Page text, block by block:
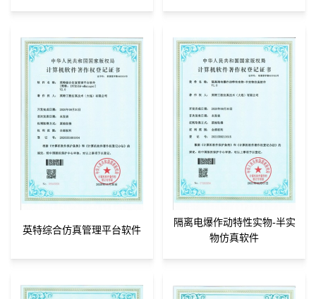
英特综合仿真管理平台软件
隔离电爆作动特性实物-半实
物仿真软件